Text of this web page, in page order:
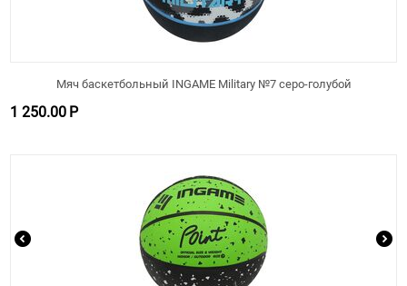
Мяч баскетбольный INGAME Military №7 серо-голубой
1 250.00 Р